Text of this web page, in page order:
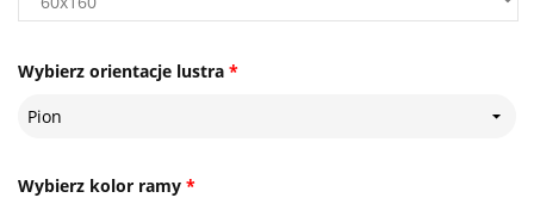
*
Wybierz orientacje lustra
Pion
*
Wybierz kolor ramy